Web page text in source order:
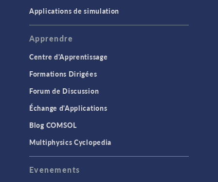
Applications de simulation
Apprendre
Centre d'Apprentissage
Formations Dirigées
Forum de Discussion
Échange d'Applications
Blog COMSOL
Multiphysics Cyclopedia
Evenements